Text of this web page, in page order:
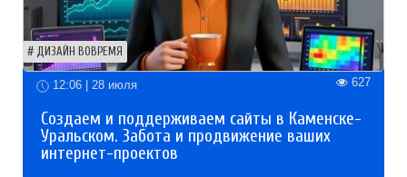
ДИЗАЙН ВОВРЕМЯ
12:06 | 28 июля 627
Создаем и поддерживаем сайты в Каменске-
Уральском. Забота и продвижение ваших
интернет-проектов